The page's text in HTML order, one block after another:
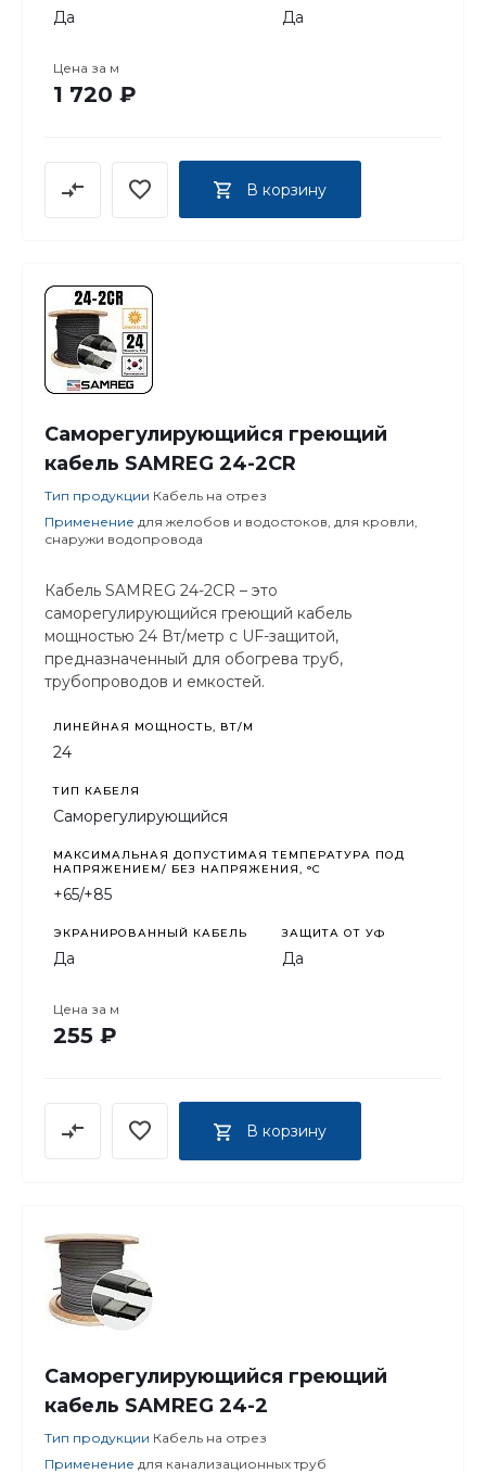
Да Да
Цена за м
1 720 ₽
В корзину
Саморегулирующийся греющий
кабель SAMREG 24-2CR
Тип продукции Кабель на отрез
Применение для желобов и водостоков, для кровли,
снаружи водопровода
Кабель SAMREG 24-2CR – это
саморегулирующийся греющий кабель
мощностью 24 Вт/метр с UF-защитой,
предназначенный для обогрева труб,
трубопроводов и емкостей.
ЛИНЕЙНАЯ МОЩНОСТЬ, ВТ/М
24
ТИП КАБЕЛЯ
Саморегулирующийся
МАКСИМАЛЬНАЯ ДОПУСТИМАЯ ТЕМПЕРАТУРА ПОД
НАПРЯЖЕНИЕМ/ БЕЗ НАПРЯЖЕНИЯ, °C
+65/+85
ЭКРАНИРОВАННЫЙ КАБЕЛЬ
Да
ЗАЩИТА ОТ УФ
Да
Цена за м
255 ₽
В корзину
Саморегулирующийся греющий
кабель SAMREG 24-2
Тип продукции Кабель на отрез
Применение для канализационных труб